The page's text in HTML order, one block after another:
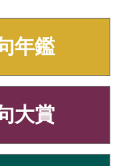
年鑑
大賞